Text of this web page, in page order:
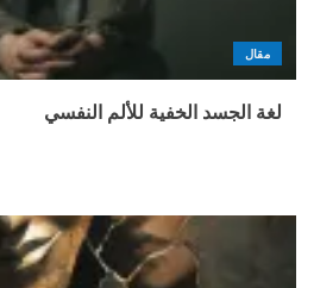
مقال
لغة الجسد الخفية للألم النفسي